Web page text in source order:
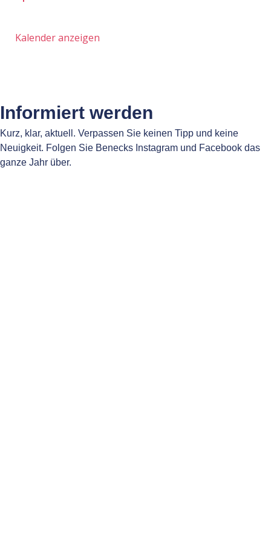
Kalender anzeigen
Informiert werden
Kurz, klar, aktuell. Verpassen Sie keinen Tipp und keine
Neuigkeit. Folgen Sie Benecks Instagram und Facebook das
ganze Jahr über.